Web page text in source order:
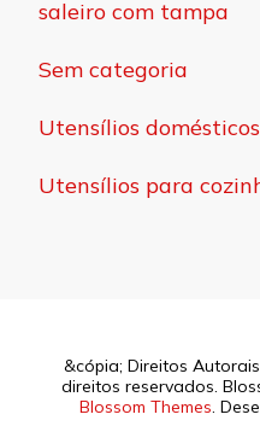
saleiro com tampa
Sem categoria
Utensílios domésticos
Utensílios para
&cópia; Direitos
direitos reservados.
Blossom Themes.